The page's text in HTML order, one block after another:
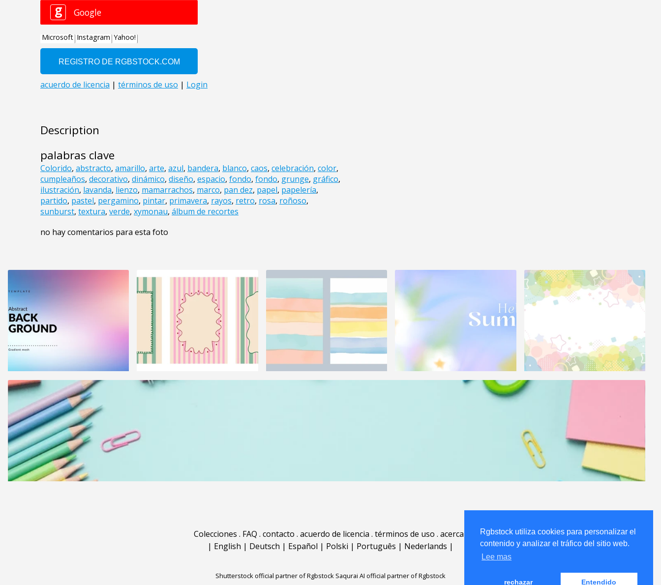
Rgbstock utiliza cookies para personalizar el
contenido y analizar el tráfico del sitio web.
Lee mas
rechazar Entendido
Description
palabras clave
Colorido, abstracto, amarillo, arte, azul, bandera, blanco, caos, celebración, color,
cumpleaños, decorativo, dinámico, diseño, espacio, fondo, fondo, grunge, gráfico,
ilustración, lavanda, lienzo, mamarrachos, marco, pan dez, papel, papelería,
partido, pastel, pergamino, pintar, primavera, rayos, retro, rosa, roñoso,
sunburst, textura, verde, xymonau, álbum de recortes
no hay comentarios para esta foto
Colecciones . FAQ . contacto . acuerdo de licencia . términos de uso . acerca
| English | Deutsch | Español | Polski | Português | Nederlands |
Shutterstock official partner of Rgbstock Saqurai AI official partner of Rgbstock